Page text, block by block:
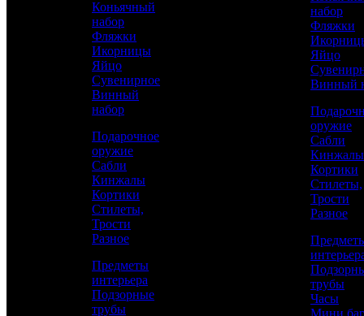
Ручкой
Аристократ
Кортики
43 500 р.
Коньячный
набор
Фляжки
Икорницы
Яйцо
Сувенирное
Винный
набор
Подарочное
оружие
Сабли
Кинжалы
Кортики
Стилеты,
Трости
Разное
Предметы
интерьера
Подзорные
трубы
набор
Фляжки
Яйцо
Винный
оружие
Сабли
Кинжалы
Кортики
Стилеты,
Трости
Разное
трубы
Часы
Мини